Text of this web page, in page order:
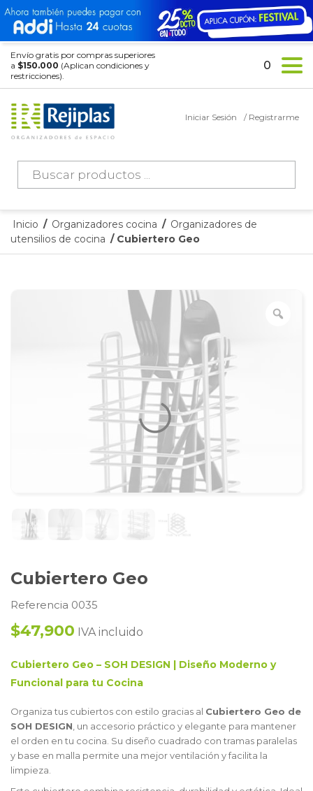
Envío gratis por compras superiores
a $150.000 (Aplican condiciones y
restricciones).
Búsqueda
productos
Iniciar Sesión / Registrarme
0
Inicio / Organizadores cocina / Organizadores de
utensilios de cocina / Cubiertero Geo
Cubiertero Geo
Referencia 0035
$47,900 IVA incluido
Cubiertero Geo – SOH DESIGN | Diseño Moderno y
Funcional para tu Cocina
Organiza tus cubiertos con estilo gracias al Cubiertero Geo de
SOH DESIGN, un accesorio práctico y elegante para mantener
el orden en tu cocina. Su diseño cuadrado con tramas paralelas
y base en malla permite una mejor ventilación y facilita la
limpieza.